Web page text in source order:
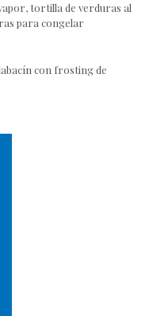
tortilla de verduras al
para congelar
con frosting de